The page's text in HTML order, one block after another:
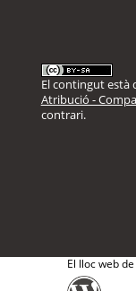
El contingut està
Atribució -
contrari.
El lloc web